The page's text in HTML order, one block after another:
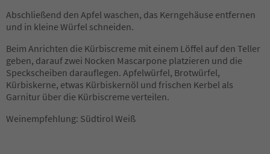
Abschließend den Apfel waschen, das Kerngehäuse entfernen
und in kleine Würfel schneiden.
Beim Anrichten die Kürbiscreme mit einem Löffel auf den Teller
geben, darauf zwei Nocken Mascarpone platzieren und die
Speckscheiben darauflegen. Apfelwürfel, Brotwürfel,
Kürbiskerne, etwas Kürbiskernöl und frischen Kerbel als
Garnitur über die Kürbiscreme verteilen.
Weinempfehlung: Südtirol Weiß